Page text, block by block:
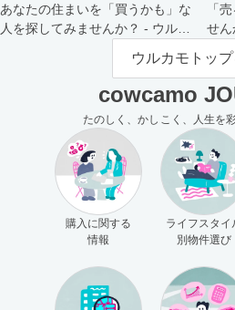
あなたの住まいを「買うかも」な
人を探してみませんか？ - ウルカ
「
せん
主
ウルカモトッ
cowcamo
たのしく、かしこく、人生を
購入に関する
情報
ライフスタイ
別物件選び